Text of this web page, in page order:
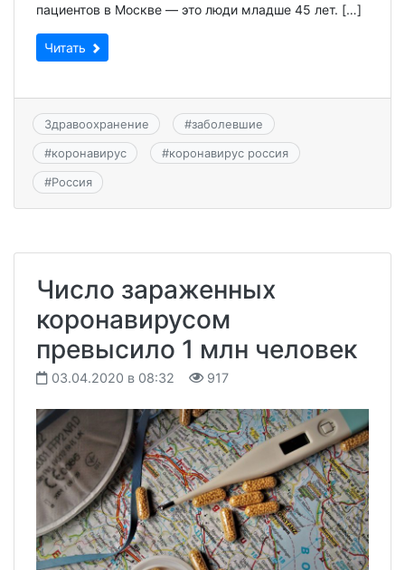
пациентов в Москве — это люди младше 45 лет. […]
Читать
Здравоохранение #заболевшие
#коронавирус #коронавирус россия
#Россия
Число зараженных
коронавирусом
превысило 1 млн человек
03.04.2020 в 08:32 917